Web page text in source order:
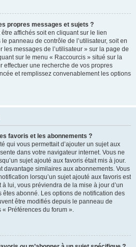
propres messages et sujets ?
affichés soit en cliquant sur le lien
panneau de contrôle de l’utilisateur, soit en
messages de l’utilisateur » sur la page de
sur le menu « Raccourcis » situé sur la
effectuer une recherche de vos propres
et remplissez convenablement les options
favoris et les abonnements ?
qui vous permettait d’ajouter un sujet aux
dans votre navigateur internet. Vous ne
sujet ajouté aux favoris était mis à jour.
davantage similaires aux abonnements. Vous
lorsqu’un sujet ajouté aux favoris est
à lui, vous préviendra de la mise à jour d’un
êtes abonné. Les options de notification des
être modifiés depuis le panneau de
« Préférences du forum ».